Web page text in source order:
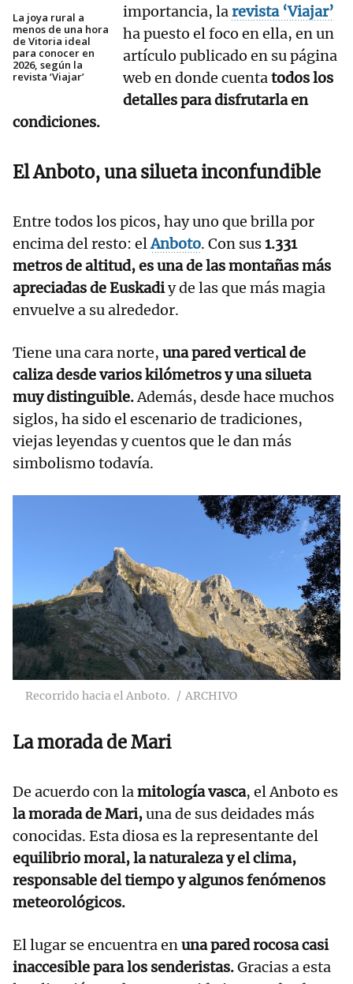
La joya rural a
menos de una hora
de Vitoria ideal
para conocer en
2026, según la
revista ‘Viajar’
importancia, larevista ‘Viajar’
ha puesto el foco en ella, en un
artículo publicado en su página
web en donde cuentatodos los
detalles para disfrutarla en
condiciones.
El Anboto, una silueta inconfundible
Entre todos los picos, hay uno que brilla por
encima del resto: elAnboto. Con sus1.331
metros de altitud, es una de las montañas más
apreciadas de Euskadiy de las que más magia
envuelve a su alrededor.
Tiene una cara norte, una pared vertical de
caliza desde varios kilómetros y una silueta
muy distinguible.Además, desde hace muchos
siglos, ha sido el escenario de tradiciones,
viejas leyendas y cuentos que le dan más
simbolismo todavía.
Recorrido hacia el Anboto. ARCHIVO
La morada de Mari
De acuerdo con lamitología vasca, el Anboto es
la morada de Mari,una de sus deidades más
conocidas. Esta diosa es la representante del
equilibrio moral, la naturaleza y el clima,
responsable del tiempo y algunos fenómenos
meteorológicos.
El lugar se encuentra enuna pared rocosa casi
inaccesible para los senderistas.Gracias a esta